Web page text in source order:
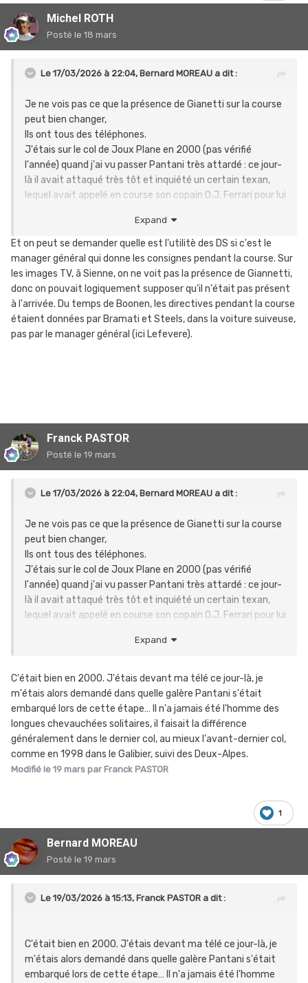
Michel ROTH
Posté le 18 mars
Le 17/03/2026 à 22:04, Bernard MOREAU a dit :
Je ne vois pas ce que la présence de Gianetti sur la course
peut bien changer,
Ils ont tous des téléphones.
J'étais sur le col de Joux Plane en 2000 (pas vérifié
l'année) quand j'ai vu passer Pantani très attardé : ce jour-
là il avait attaqué très tôt et inquiété un certain texan,
lequel avait appelé en course son copain O.J. Ferrari pour lui
Ferrari l'avait rassuré et effectivement Pantani n'avait
pas tenu le coup.
Expand
Et on peut se demander quelle est l'utilitè des DS si c'est le
manager général qui donne les consignes pendant la course. Sur
les images TV, â Sienne, on ne voit pas la présence de Giannetti,
donc on pouvait logiquement supposer qu'il n'était pas présent
à l'arrivée. Du temps de Boonen, les directives pendant la course
étaient données par Bramati et Steels, dans la voiture suiveuse,
pas par le manager général (ici Lefevere).
Franck PASTOR
Posté le 19 mars
Le 17/03/2026 à 22:04, Bernard MOREAU a dit :
Je ne vois pas ce que la présence de Gianetti sur la course
peut bien changer,
Ils ont tous des téléphones.
J'étais sur le col de Joux Plane en 2000 (pas vérifié
l'année) quand j'ai vu passer Pantani très attardé : ce jour-
là il avait attaqué très tôt et inquiété un certain texan,
lequel avait appelé en course son copain O.J. Ferrari pour lui
Ferrari l'avait rassuré et effectivement Pantani n'avait
Expand
C'était bien en 2000. J'étais devant ma télé ce jour-là, je
m'étais alors demandé dans quelle galère Pantani s'était
embarqué lors de cette étape… Il n'a jamais été l'homme des
longues chevauchées solitaires, il faisait la différence
généralement dans le dernier col, au mieux l'avant-dernier col,
comme en 1998 dans le Galibier, suivi des Deux-Alpes.
Modifié le 19 mars par Franck PASTOR
1
Bernard MOREAU
Posté le 19 mars
Le 19/03/2026 à 15:13, Franck PASTOR a dit :
C'était bien en 2000. J'étais devant ma télé ce jour-là, je
m'étais alors demandé dans quelle galère Pantani s'était
embarqué lors de cette étape… Il n'a jamais été l'homme